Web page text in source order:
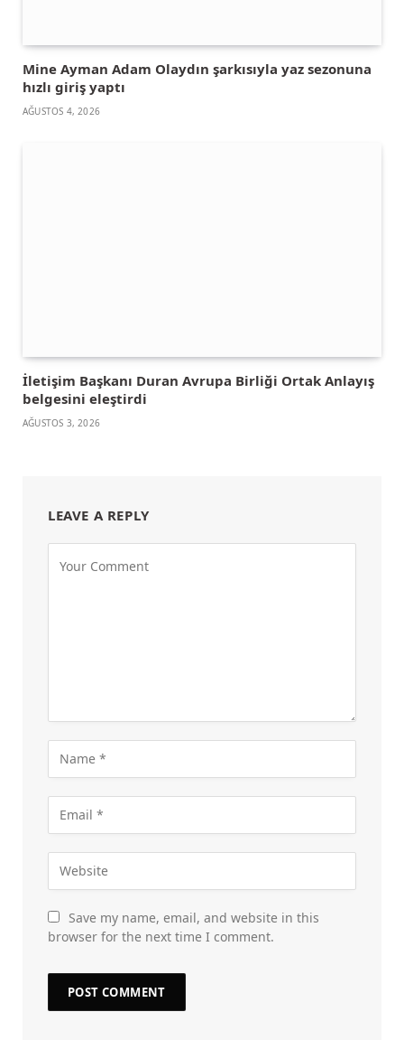
Mine Ayman Adam Olaydın şarkısıyla yaz sezonuna
hızlı giriş yaptı
AĞUSTOS 4, 2026
İletişim Başkanı Duran Avrupa Birliği Ortak Anlayış
belgesini eleştirdi
AĞUSTOS 3, 2026
LEAVE A REPLY
Save my name, email, and website in this
browser for the next time I comment.